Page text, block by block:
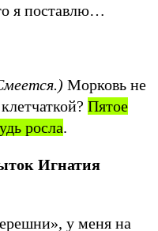
я поставлю…
Морковь не
Пятое
росла.
Игнатия
у меня на